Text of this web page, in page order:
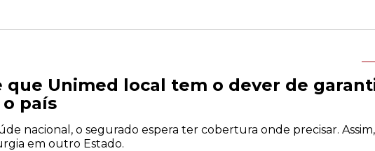
que Unimed local tem o dever de
país
nacional, o segurado espera ter cobertura onde precisar.
em outro Estado.